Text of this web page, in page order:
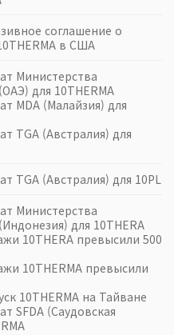
соглашение о
в США
Министерства
для 10THERMA
MDA (Малайзия) для
TGA (Австралия) для
TGA (Австралия) для 10PL
Министерства
для 10THERA
10THERA превысили 500
10THERMA превысили
10THERMA на Тайване
SFDA (Саудовская